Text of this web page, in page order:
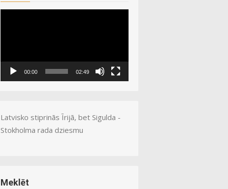
00:00 02:49
Latvisko stiprinās Īrijā, bet Sigulda -
Stokholma rada dziesmu
Meklēt